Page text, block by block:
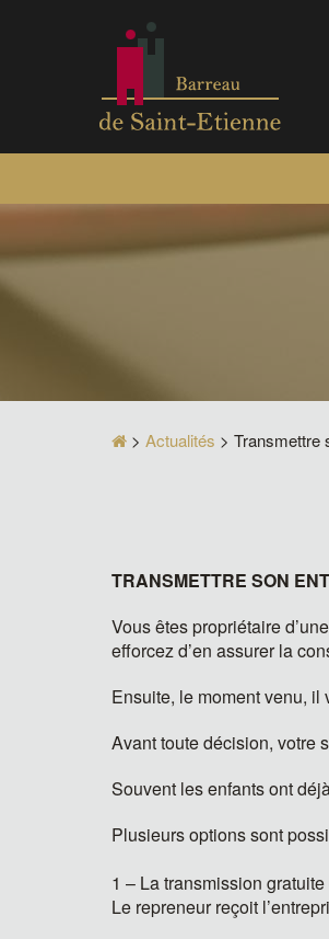
> Actualités > Transmettre
TRANSMETTRE SON
Vous êtes propriétaire
efforcez d’en assurer la
Ensuite, le moment venu, il
Avant toute décision, votre
Souvent les enfants ont
Plusieurs options sont
1 – La transmission
Le repreneur reçoit